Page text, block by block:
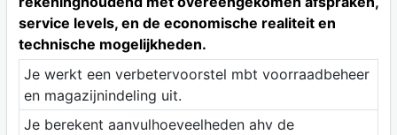
service levels, en de economische realiteit en
technische mogelijkheden.
Je werkt een verbetervoorstel mbt voorraadbeheer
en magazijnindeling uit.
Je berekent aanvulhoeveelheden ahv de